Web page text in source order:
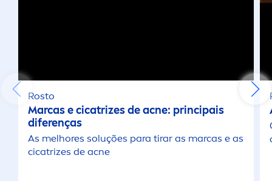
Rosto
Marcas e cicatrizes de acne: principais
diferenças
As melhores soluções para tirar as marcas e as
cicatrizes de acne